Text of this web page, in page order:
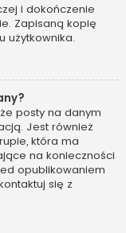
i dokończenie
Zapisaną kopię
użytkownika.
posty na danym
Jest również
która ma
na konieczności
opublikowaniem
się z